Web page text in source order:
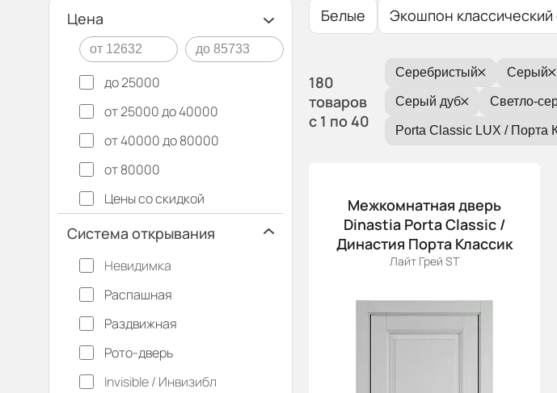
Цена
до 25000
от 25000 до 40000
от 40000 до 80000
от 80000
Цены со скидкой
Система открывания
Невидимка
Распашная
Раздвижная
Рото-дверь
Invisible / Инвизибл
Белые Экошпон классический
180
товаров
с 1 по 40
Серебристый Серый
Серый дуб Светло-
Porta Classic LUX / Порта
Межкомнатная дверь
Dinastia Porta Classic /
Династия Порта Классик
Лайт Грей ST